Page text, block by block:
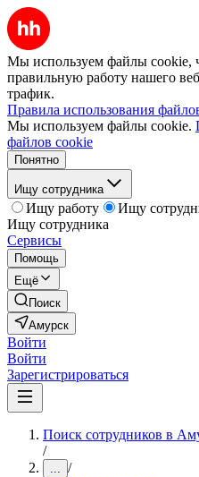
Мы используем файлы cookie,
правильную работу нашего
трафик.
Правила использования
Мы используем файлы cookie.
файлов cookie
Понятно
Ищу сотрудника
Ищу работу
Ищу
Ищу сотрудника
Сервисы
Помощь
Ещё
Поиск
Амурск
Войти
Войти
Зарегистрироваться
Поиск сотрудников в
/
... /